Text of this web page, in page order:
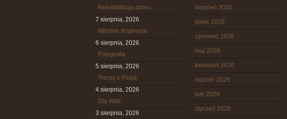
Rehabilitacja dzieci
7 sierpnia, 2026
Miłosne Inspiracje
6 sierpnia, 2026
Fotografia
5 sierpnia, 2026
Trenuj z Pasją
4 sierpnia, 2026
Dla Was
3 sierpnia, 2026
sierpień 2026
lipiec 2026
czerwiec 2026
maj 2026
kwiecień 2026
marzec 2026
luty 2026
styczeń 2026